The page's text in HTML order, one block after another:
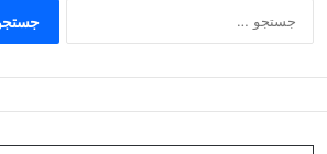
برای: